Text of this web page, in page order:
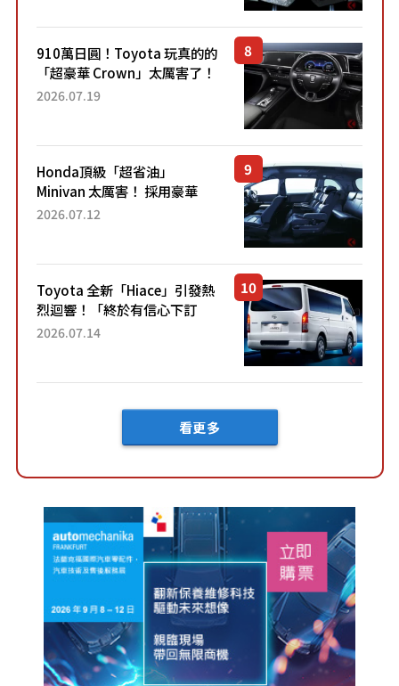
910萬日圓！Toyota 玩真的的
「超豪華 Crown」太厲害了！
採用由「匠人技藝」打造的
2026.07.19
Honda頂級「超省油」
Minivan 太厲害！ 採用豪華
「真皮座椅」與專屬「黑色內
「三...
2026.07.12
Toyota 全新「Hiace」引發熱
烈迴響！「終於有信心下訂
了！」「哪個等級交車最
車？...
2026.07.14
看更多